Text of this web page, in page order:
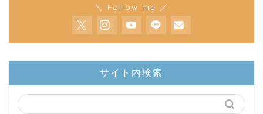
＼ Follow me ／
サイト内検索
陸上部隊